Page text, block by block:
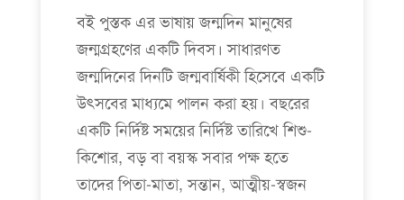
বই পুস্তক এর ভাষায় জন্মদিন মানুষের
জন্মগ্রহণের একটি দিবস। সাধারণত
জন্মদিনের দিনটি জন্মবার্ষিকী হিসেবে একটি
উৎসবের মাধ্যমে পালন করা হয়। বছরের
একটি নির্দিষ্ট সময়ের নির্দিষ্ট তারিখে শিশু-
কিশোর, বড় বা বয়স্ক সবার পক্ষ হতে
তাদের পিতা-মাতা, সন্তান, আত্মীয়-স্বজন